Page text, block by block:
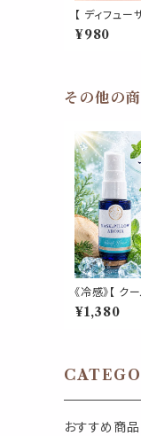
【 ディフュー
桜 ピンク 50
散 特殊 ファ
珊瑚 春
¥980
その他の
《冷感》【 ク
& ピロー ア
キ ヒバ 天然
ント
¥1,380
おすすめ商品